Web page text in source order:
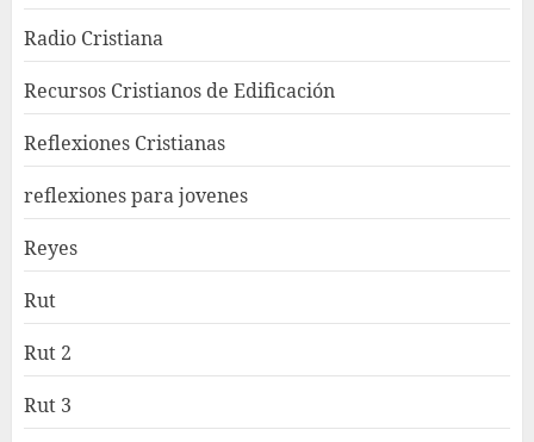
Radio Cristiana
Recursos Cristianos de Edificación
Reflexiones Cristianas
reflexiones para jovenes
Reyes
Rut
Rut 2
Rut 3